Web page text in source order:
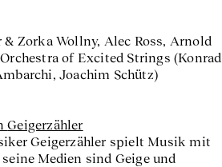
Zorka Wollny, Alec Ross, Arnold
of Excited Strings (Konrad
Joachim Schütz)
Geigerzähler
Geigerzähler spielt Musik mit
Medien sind Geige und